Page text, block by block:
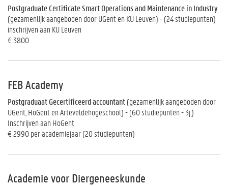
Postgraduate Certificate Smart Operations and Maintenance in Industry
(gezamenlijk aangeboden door UGent en KU Leuven) - (24 studiepunten)
inschrijven aan KU Leuven
€ 3800
FEB Academy
Postgraduaat Gecertificeerd accountant(gezamenlijk aangeboden door
UGent, HoGent en Arteveldehogeschool) - (60 studiepunten - 3j.)
Inschrijven aan HoGent
€ 2990 per academiejaar (20 studiepunten)
Academie voor Diergeneeskunde